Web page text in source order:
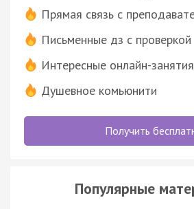
Прямая связь с
Письменные дз с проверкой
Интересные онлайн-занятия
Душевное комьюнити
Получить
Популярные